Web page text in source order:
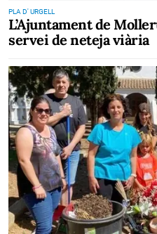
PLA D' URGELL
L’Ajuntament de
servei de neteja viària